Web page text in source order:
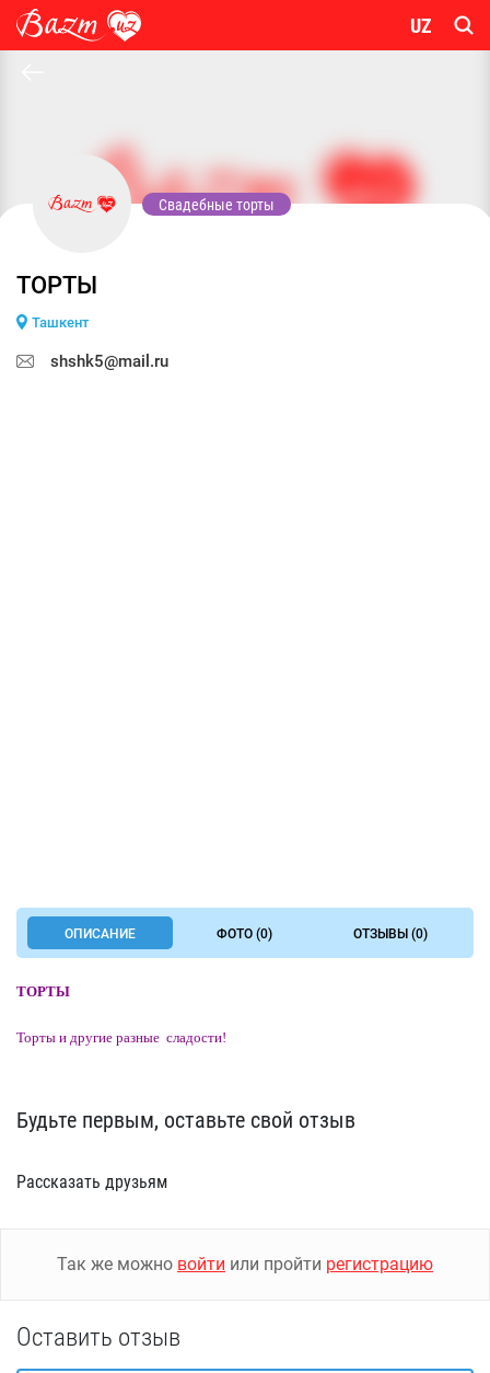
UZ
Свадебные торты
ТОРТЫ
Ташкент
shshk5@mail.ru
ОПИСАНИЕ ФОТО (0) ОТЗЫВЫ (0)
ТОРТЫ
Торты и другие разные сладости!
Будьте первым, оставьте свой отзыв
Рассказать друзьям
Так же можно войти или пройти регистрацию
Оставить отзыв